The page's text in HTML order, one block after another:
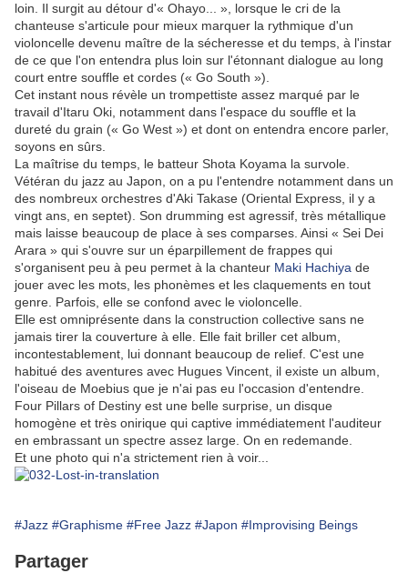
loin. Il surgit au détour d'« Ohayo... », lorsque le cri de la
chanteuse s'articule pour mieux marquer la rythmique d'un
violoncelle devenu maître de la sécheresse et du temps, à l'instar
de ce que l'on entendra plus loin sur l'étonnant dialogue au long
court entre souffle et cordes (« Go South »).
Cet instant nous révèle un trompettiste assez marqué par le
travail d'Itaru Oki, notamment dans l'espace du souffle et la
dureté du grain (« Go West ») et dont on entendra encore parler,
soyons en sûrs.
La maîtrise du temps, le batteur Shota Koyama la survole.
Vétéran du jazz au Japon, on a pu l'entendre notamment dans un
des nombreux orchestres d'Aki Takase (Oriental Express, il y a
vingt ans, en septet). Son drumming est agressif, très métallique
mais laisse beaucoup de place à ses comparses. Ainsi « Sei Dei
Arara » qui s'ouvre sur un éparpillement de frappes qui
s'organisent peu à peu permet à la chanteur Maki Hachiya de
jouer avec les mots, les phonèmes et les claquements en tout
genre. Parfois, elle se confond avec le violoncelle.
Elle est omniprésente dans la construction collective sans ne
jamais tirer la couverture à elle. Elle fait briller cet album,
incontestablement, lui donnant beaucoup de relief. C'est une
habitué des aventures avec Hugues Vincent, il existe un album,
l'oiseau de Moebius que je n'ai pas eu l'occasion d'entendre.
Four Pillars of Destiny est une belle surprise, un disque
homogène et très onirique qui captive immédiatement l'auditeur
en embrassant un spectre assez large. On en redemande.
Et une photo qui n'a strictement rien à voir...
#Jazz #Graphisme #Free Jazz #Japon #Improvising Beings
Partager